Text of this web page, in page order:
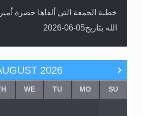
خطبة الجمعة التي ألقاها حضرة أمير
الله بتاريخ05-06-2026
2026
SU
MO
TU
WE